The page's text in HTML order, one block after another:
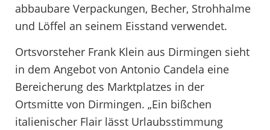
abbaubare Verpackungen, Becher, Strohhalme
und Löffel an seinem Eisstand verwendet.
Ortsvorsteher Frank Klein aus Dirmingen sieht
in dem Angebot von Antonio Candela eine
Bereicherung des Marktplatzes in der
Ortsmitte von Dirmingen. „Ein bißchen
italienischer Flair lässt Urlaubsstimmung